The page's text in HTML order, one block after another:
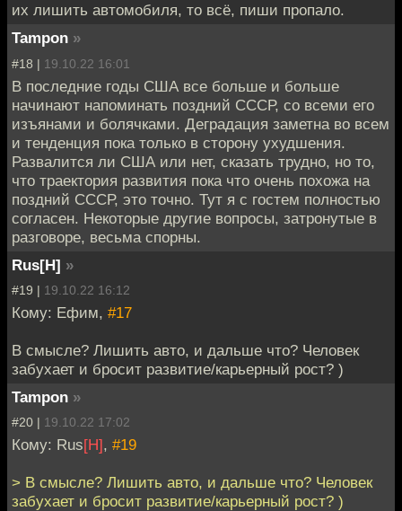
их лишить автомобиля, то всё, пиши пропало.
Tampon »
#18 | 19.10.22 16:01
В последние годы США все больше и больше
начинают напоминать поздний СССР, со всеми его
изъянами и болячками. Деградация заметна во всем
и тенденция пока только в сторону ухудшения.
Развалится ли США или нет, сказать трудно, но то,
что траектория развития пока что очень похожа на
поздний СССР, это точно. Тут я с гостем полностью
согласен. Некоторые другие вопросы, затронутые в
разговоре, весьма спорны.
Rus[H] »
#19 | 19.10.22 16:12
Кому: Ефим, #17
В смысле? Лишить авто, и дальше что? Человек
забухает и бросит развитие/карьерный рост? )
Tampon »
#20 | 19.10.22 17:02
Кому: Rus[H], #19
> В смысле? Лишить авто, и дальше что? Человек
забухает и бросит развитие/карьерный рост? )